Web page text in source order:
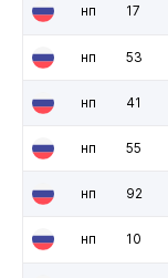
нп 17
нп 53
нп 41
нп 55
нп 92
нп 10